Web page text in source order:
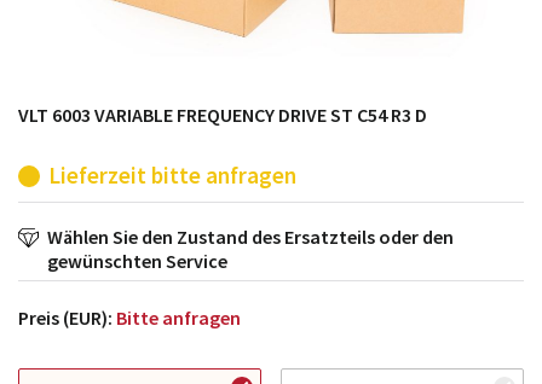
VLT 6003 VARIABLE FREQUENCY DRIVE ST C54 R3 D
Lieferzeit bitte anfragen
Wählen Sie den Zustand des Ersatzteils oder den
gewünschten Service
Preis (EUR): Bitte anfragen